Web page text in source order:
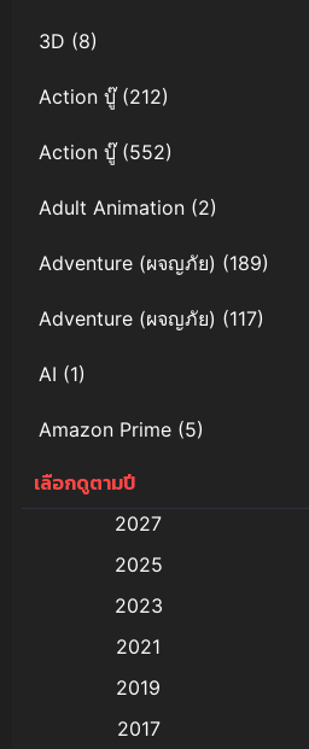
3D (8)
Action บู๊(212)
Action บู๊(552)
Adult Animation (2)
Adventure (ผจญภัย) (189)
Adventure (ผจญภัย) (117)
AI (1)
Amazon Prime (5)
Anal (ประตูหลัง)
Animation การ์ตูน
Animation อนิเมะ
เลือกดูตามปี
2027
2025
2023
2021
2019
2017